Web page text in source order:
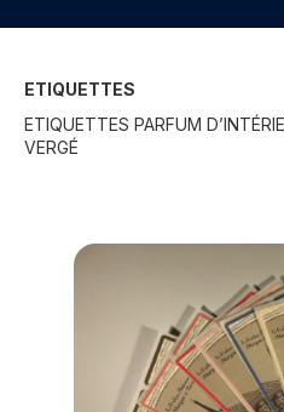
ETIQUETTES
ETIQUETTES PARFUM
VERGÉ